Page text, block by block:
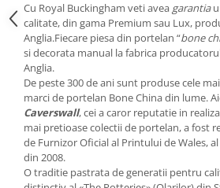
BUTTERFLY BLOOM
OLD COUNTRY ROSES
PASHMINA
SIGNET PLATINUM
CELESTIAL GOLD
NATURE
CHINOISERIE WHITE
JASPER CONRAN WHITE
GILDED MUSE
Cu Royal Buckingham veti avea garantia
calitate, din gama Premium sau Lux,
Anglia.Fiecare piesa din portelan “bone
si decorata manual la fabrica
Anglia.
De peste 300 de ani sunt produse cele
marci de portelan Bone China din lume.
Caverswall, cei a caror reputatie in
mai pretioase colectii de portelan, a fost
de Furnizor Oficial al Printului de Wales,
din 2008.
O traditie pastrata de generatii pentru